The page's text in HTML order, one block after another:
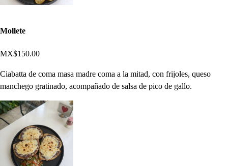
Mollete
MX$150.00
Ciabatta de coma masa madre coma a la mitad, con frijoles, queso
manchego gratinado, acompañado de salsa de pico de gallo.